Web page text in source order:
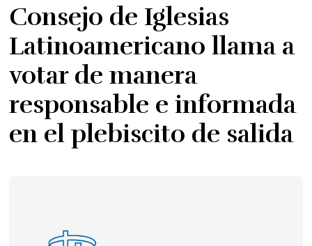
Consejo de Iglesias
Latinoamericano llama a
votar de manera
responsable e informada
en el plebiscito de salida